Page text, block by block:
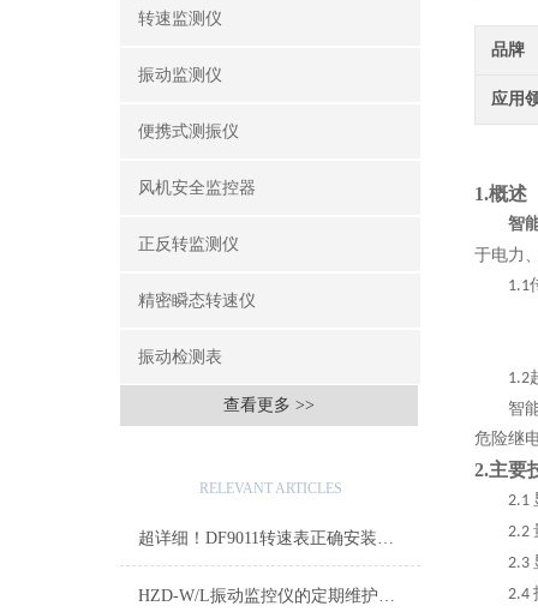
转速监测仪
振动监测仪
便携式测振仪
风机安全监控器
正反转监测仪
精密瞬态转速仪
振动检测表
查看更多 >>
RELEVANT ARTICLES
超详细！DF9011转速表正确安装步骤全指南
HZD-W/L振动监控仪的定期维护保养制度介绍
品牌
应用
1.概述
智
于电力
1.1
1.2
智
危险继
2.主要
2.1
2.2
2.3
2.4